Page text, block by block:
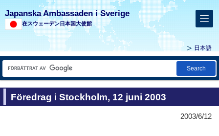
Japanska Ambassaden i Sverige
在スウェーデン日本国大使館
日本語
Search
Föredrag i Stockholm, 12 juni 2003
2003/6/12